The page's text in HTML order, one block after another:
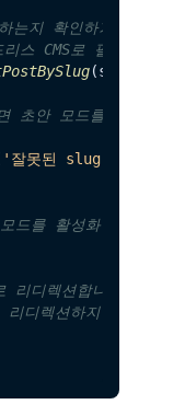
지 확인하기 위해 헤드
스 CMS로 필요한 검색
(slug)
안 모드를 활성화하
'잘못된 slug'
를 활성화합니다
디렉션합니다
디렉션하지 않는 이유